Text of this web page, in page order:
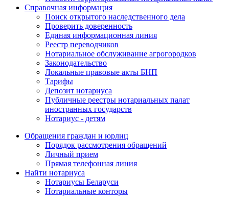
Справочная информация
Поиск открытого наследственного дела
Проверить доверенность
Единая информационная линия
Реестр переводчиков
Нотариальное обслуживание агрогородков
Законодательство
Локальные правовые акты БНП
Тарифы
Депозит нотариуса
Публичные реестры нотариальных палат
иностранных государств
Нотариус - детям
Обращения граждан и юрлиц
Порядок рассмотрения обращений
Личный прием
Прямая телефонная линия
Найти нотариуса
Нотариусы Беларуси
Нотариальные конторы